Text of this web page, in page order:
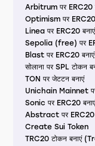
Arbitrum पर ERC20
Optimism पर ERC20
Linea पर ERC20 बनाएं
Sepolia (free) पर
Blast पर ERC20 बनाएं
सोलाना पर SPL टोकन
TON पर जेटटन बनाएं
Unichain Mainnet
Sonic पर ERC20
Abstract पर ERC20
Create Sui Token
TRC20 टोकन बनाएं